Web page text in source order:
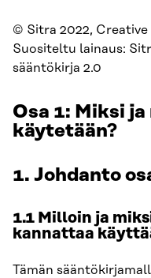
© Sitra 2022,
Suositeltu lainaus:
sääntökirja 2.0
Osa 1: Miksi
käytetään?
1. Johdanto
1.1 Milloin ja
kannattaa
Tämän